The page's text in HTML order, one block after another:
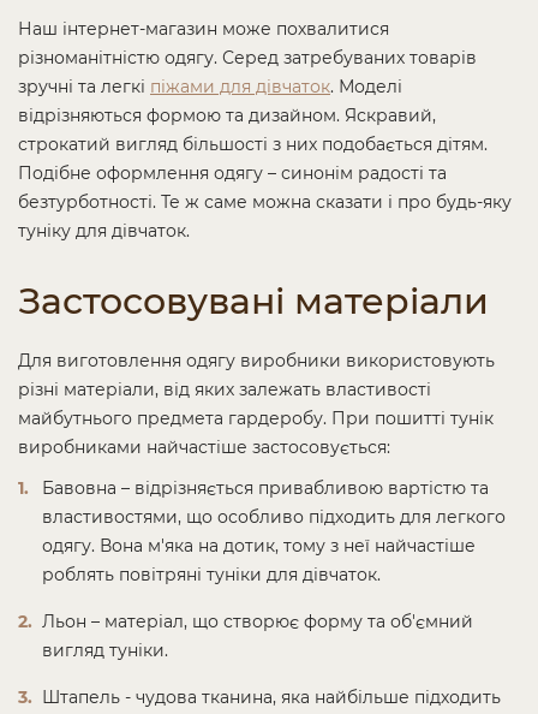
Наш інтернет-магазин може похвалитися
різноманітністю одягу. Серед затребуваних товарів
зручні та легкі піжами для дівчаток. Моделі
відрізняються формою та дизайном. Яскравий,
строкатий вигляд більшості з них подобається дітям.
Подібне оформлення одягу – синонім радості та
безтурботності. Те ж саме можна сказати і про будь-яку
туніку для дівчаток.
Застосовувані матеріали
Для виготовлення одягу виробники використовують
різні матеріали, від яких залежать властивості
майбутнього предмета гардеробу. При пошитті тунік
виробниками найчастіше застосовується:
Бавовна – відрізняється привабливою вартістю та
властивостями, що особливо підходить для легкого
одягу. Вона м'яка на дотик, тому з неї найчастіше
роблять повітряні туніки для дівчаток.
Льон – матеріал, що створює форму та об'ємний
вигляд туніки.
Штапель - чудова тканина, яка найбільше підходить